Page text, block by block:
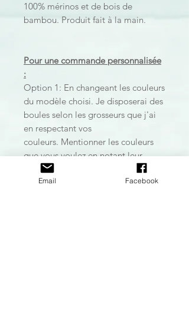
100% mérinos et de bois de
bambou. Produit fait à la main.
Pour une commande personnalisée
:
Option 1: En changeant les couleurs
du modèle choisi. Je disposerai des
boules selon les grosseurs que j'ai
en respectant vos
couleurs. Mentionner les couleurs
que vous voulez en notant leur
numéro et écrivez-les à l'endroit
prévu à cet effet.
Email Facebook